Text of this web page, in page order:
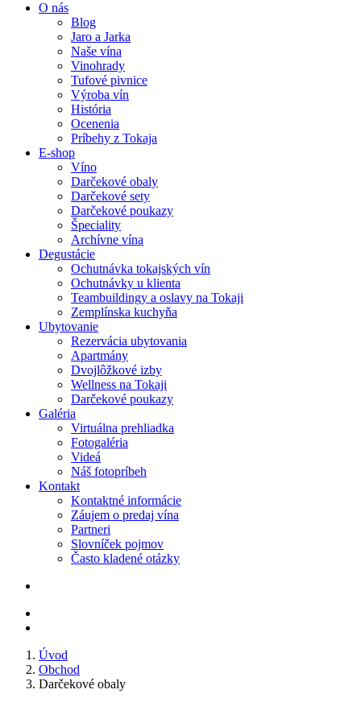
O nás
Blog
Jaro a Jarka
Naše vína
Vinohrady
Tufové pivnice
Výroba vín
História
Ocenenia
Príbehy z Tokaja
E-shop
Víno
Darčekové obaly
Darčekové sety
Darčekové poukazy
Špeciality
Archívne vína
Degustácie
Ochutnávka tokajských vín
Ochutnávky u klienta
Teambuildingy a oslavy na Tokaji
Zemplínska kuchyňa
Ubytovanie
Rezervácia ubytovania
Apartmány
Dvojlôžkové izby
Wellness na Tokaji
Darčekové poukazy
Galéria
Virtuálna prehliadka
Fotogaléria
Videá
Náš fotopríbeh
Kontakt
Kontaktné informácie
Záujem o predaj vína
Partneri
Slovníček pojmov
Často kladené otázky
Úvod
Obchod
Darčekové obaly